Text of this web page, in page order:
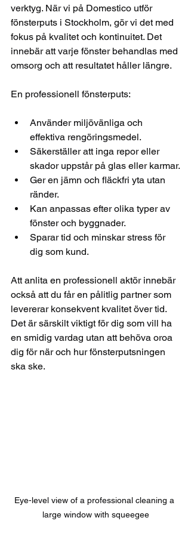
verktyg. När vi på Domestico utför
fönsterputs i Stockholm, gör vi det med
fokus på kvalitet och kontinuitet. Det
innebär att varje fönster behandlas med
omsorg och att resultatet håller längre.
En professionell fönsterputs:
Använder miljövänliga och
effektiva rengöringsmedel.
Säkerställer att inga repor eller
skador uppstår på glas eller karmar.
Ger en jämn och fläckfri yta utan
ränder.
Kan anpassas efter olika typer av
fönster och byggnader.
Sparar tid och minskar stress för
dig som kund.
Att anlita en professionell aktör innebär
också att du får en pålitlig partner som
levererar konsekvent kvalitet över tid.
Det är särskilt viktigt för dig som vill ha
en smidig vardag utan att behöva oroa
dig för när och hur fönsterputsningen
ska ske.
Eye-level view of a professional cleaning a
large window with squeegee